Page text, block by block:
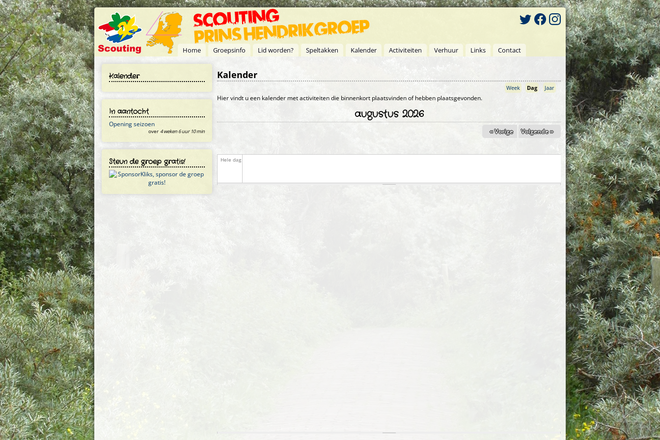
Overslaan en naar de inhoud gaan
Home Groepsinfo Lid worden? Speltakken Kalender Activiteiten Verhuur Links Contact
Kalender
In aantocht
Opening seizoen
over 4 weken 6 uur 10 min
Steun de groep gratis!
Kalender
Primaire tabs
Week Dag (actieve tabblad)
Jaar
Hier vindt u een kalender met activiteiten die binnenkort plaatsvinden of hebben plaatsgevonden.
augustus 2026
« Vorige Volgende »
Hele dag